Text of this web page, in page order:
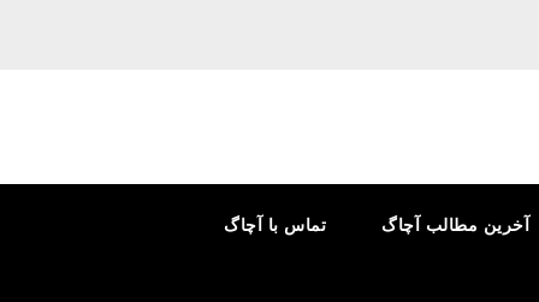
تماس با آچاگ آخرین مطالب آچاگ